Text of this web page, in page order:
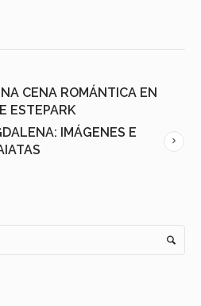
CENA ROMÁNTICA EN
ESTEPARK
IMÁGENES E